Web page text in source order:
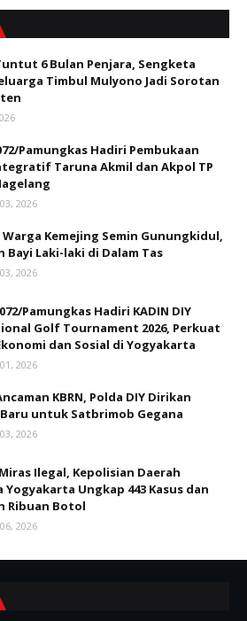
6 Bulan Penjara, Sengketa
Timbul Mulyono Jadi Sorotan
Pamungkas Hadiri Pembukaan
Taruna Akmil dan Akpol TP
2026
Kemejing Semin Gunungkidul,
Bayi Laki-laki di Dalam Tas
2026
Pamungkas Hadiri KADIN DIY
Golf Tournament 2026, Perkuat
dan Sosial di Yogyakarta
2026
KBRN, Polda DIY Dirikan
untuk Satbrimob Gegana
2026
Ilegal, Kepolisian Daerah
Yogyakarta Ungkap 443 Kasus dan
Ribuan Botol
2026